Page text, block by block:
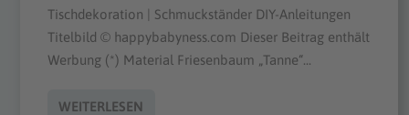
Tischdekoration | Schmuckständer DIY-Anleitungen
Titelbild © happybabyness.com Dieser Beitrag enthält
Werbung (*) Material Friesenbaum „Tanne“...
WEITERLESEN